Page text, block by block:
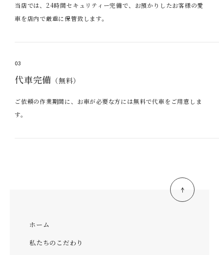
当店では、24時間セキュリティー完備で、お預かりしたお客様の愛
車を店内で厳重に保管致します。
03
代車完備 （無料）
ご依頼の作業期間に、お車が必要な方には無料で代車をご用意しま
す。
ホーム
私たちのこだわり